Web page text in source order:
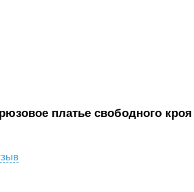
платье свободного